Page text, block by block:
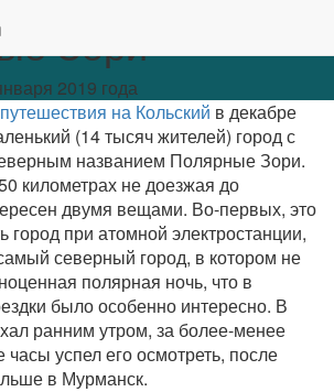
Зори
2019 года
путешествия на Кольский в декабре
(14 тысяч жителей) город с
названием Полярные Зори.
километрах не доезжая до
двумя вещами. Во-первых, это
город при атомной электростанции,
северный город, в котором не
полярная ночь, что в
было особенно интересно. В
ранним утром, за более-менее
часы успел его осмотреть, после
в Мурманск.